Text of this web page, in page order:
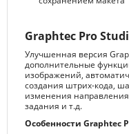
Graphtec Pro
Улучшенная версия
дополнительные
изображений,
создания штрих-кода,
изменения
задания и т.д.
Особенности Graphtec